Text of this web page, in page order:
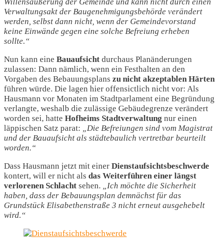
Willensäußerung der Gemeinde und kann nicht durch einen
Verwaltungsakt der Baugenehmigungsbehörde verändert
werden, selbst dann nicht, wenn der Gemeindevorstand
keine Einwände gegen eine solche Befreiung erheben
sollte.“
Nun kann eine Bauaufsicht durchaus Planänderungen
zulassen: Dann nämlich, wenn ein Festhalten an den
Vorgaben des Bebauungsplans zu nicht akzeptablen Härten
führen würde. Die lagen hier offensictlich nicht vor: Als
Hausmann vor Monaten im Stadtparlament eine Begründung
verlangte, weshalb die zulässige Gebäudegrenze verändert
worden sei, hatte Hofheims Stadtverwaltung nur einen
läppischen Satz parat: „Die Befreiungen sind vom Magistrat
und der Bauaufsicht als städtebaulich vertretbar beurteilt
worden.“
Dass Hausmann jetzt mit einer Dienstaufsichtsbeschwerde
kontert, will er nicht als das Weiterführen einer längst
verlorenen Schlacht sehen. „Ich möchte die Sicherheit
haben, dass der Bebauungsplan demnächst für das
Grundstück Elisabethenstraße 3 nicht erneut ausgehebelt
wird.“